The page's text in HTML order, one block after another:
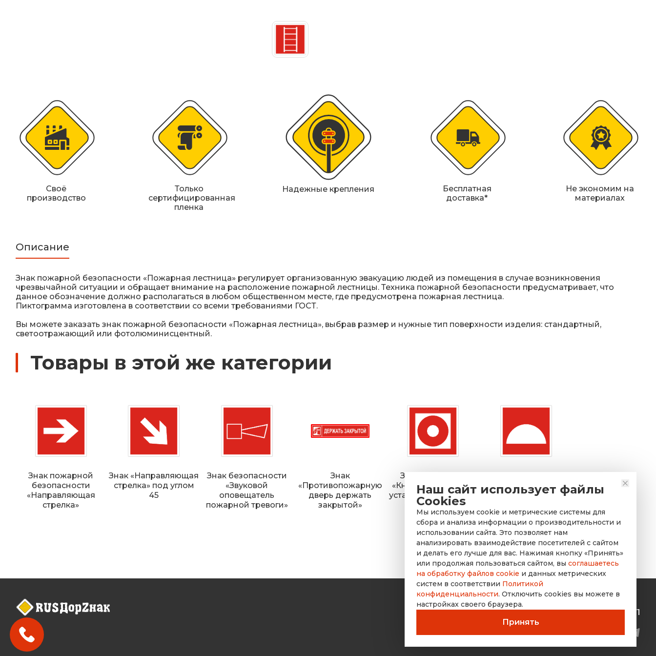
Наш сайт использует файлы
Cookies
Мы используем cookie и метрические системы для
сбора и анализа информации о производительности и
использовании сайта. Это позволяет нам
анализировать взаимодействие посетителей с сайтом
и делать его лучше для вас. Нажимая кнопку «Принять»
или продолжая пользоваться сайтом, вы соглашаетесь
на обработку файлов cookie и данных метрических
систем в соответствии Политикой
конфиденциальности. Отключить cookies вы можете в
настройках своего браузера.
Принять
Знаки магистральных газопроводов Дорожное оборудование
Железнодорожные путевые знаки
Своё
производство
Только
сертифицированная
пленка
Надежные крепления
Бесплатная
доставка*
Не экономим на
материалах
Описание
Знак пожарной безопасности «Пожарная лестница» регулирует организованную эвакуацию людей из помещения в случае возникновения
чрезвычайной ситуации и обращает внимание на расположение пожарной лестницы. Техника пожарной безопасности предусматривает, что
данное обозначение должно располагаться в любом общественном месте, где предусмотрена пожарная лестница.
Пиктограмма изготовлена в соответствии со всеми требованиями ГОСТ.
Вы можете заказать знак пожарной безопасности «Пожарная лестница», выбрав размер и нужные тип поверхности изделия: стандартный,
светоотражающий или фотолюминисцентный.
Товары в этой же категории
Знак пожарной
безопасности
«Направляющая
стрелка»
Знак «Направляющая
стрелка» под углом
45
Знак безопасности
«Звуковой
оповещатель
пожарной тревоги»
Знак
«Противопожарную
дверь держать
закрытой»
Знак пожарный
«Кнопка включения
установок пожарной
автоматики»
размещения
нескольких средств
защиты»
rusdorznak@mail.ru +7 (8452) 53-70-71